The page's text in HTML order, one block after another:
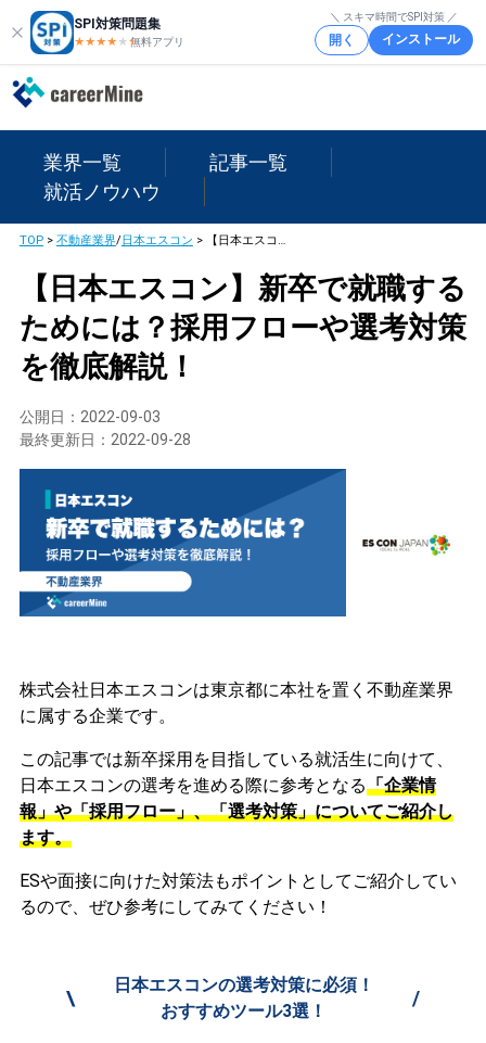
SPI対策問題集
★★★★ ★★
無料アプリ
＼ スキマ時間でSPI対策 ／
開く インストール
業界一覧
記事一覧
就活ノウハウ
TOP> 不動産業界/日本エスコン > 【日本エスコン】新卒で就職するためには？採用フローや選考対策を徹底解説！
【日本エスコン】新卒で就職する
ためには？採用フローや選考対策
を徹底解説！
公開日： 2022-09-03
最終更新日： 2022-09-28
株式会社日本エスコンは東京都に本社を置く不動産業界
に属する企業です。
この記事では新卒採用を目指している就活生に向けて、
日本エスコンの選考を進める際に参考となる「企業情
報」や「採用フロー」、「選考対策」についてご紹介し
ます。
ESや面接に向けた対策法もポイントとしてご紹介してい
るので、ぜひ参考にしてみてください！
\
日本エスコンの選考対策に必須！
おすすめツール3選！
/